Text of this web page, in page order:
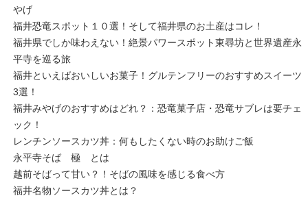
やげ
福井恐竜スポット１０選！そして福井県のお土産はコレ！
福井県でしか味わえない！絶景パワースポット東尋坊と世界遺産永
平寺を巡る旅
福井といえばおいしいお菓子！グルテンフリーのおすすめスイーツ
3選！
福井みやげのおすすめはどれ？：恐竜菓子店・恐竜サブレは要チェ
ック！
レンチンソースカツ丼：何もしたくない時のお助けご飯
永平寺そば 極 とは
越前そばって甘い？！そばの風味を感じる食べ方
福井名物ソースカツ丼とは？